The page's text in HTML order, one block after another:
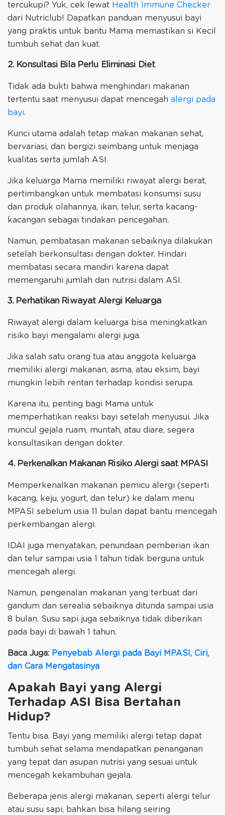
tercukupi? Yuk, cek lewat Health Immune Checker
dari Nutriclub! Dapatkan panduan menyusui bayi
yang praktis untuk bantu Mama memastikan si Kecil
tumbuh sehat dan kuat.
2. Konsultasi Bila Perlu Eliminasi Diet
Tidak ada bukti bahwa menghindari makanan
tertentu saat menyusui dapat mencegah alergi pada
bayi.
Kunci utama adalah tetap makan makanan sehat,
bervariasi, dan bergizi seimbang untuk menjaga
kualitas serta jumlah ASI.
Jika keluarga Mama memiliki riwayat alergi berat,
pertimbangkan untuk membatasi konsumsi susu
dan produk olahannya, ikan, telur, serta kacang-
kacangan sebagai tindakan pencegahan.
Namun, pembatasan makanan sebaiknya dilakukan
setelah berkonsultasi dengan dokter. Hindari
membatasi secara mandiri karena dapat
memengaruhi jumlah dan nutrisi dalam ASI.
3. Perhatikan Riwayat Alergi Keluarga
Riwayat alergi dalam keluarga bisa meningkatkan
risiko bayi mengalami alergi juga.
Jika salah satu orang tua atau anggota keluarga
memiliki alergi makanan, asma, atau eksim, bayi
mungkin lebih rentan terhadap kondisi serupa.
Karena itu, penting bagi Mama untuk
memperhatikan reaksi bayi setelah menyusui. Jika
muncul gejala ruam, muntah, atau diare, segera
konsultasikan dengan dokter.
4. Perkenalkan Makanan Risiko Alergi saat MPASI
Memperkenalkan makanan pemicu alergi (seperti
kacang, keju, yogurt, dan telur) ke dalam menu
MPASI sebelum usia 11 bulan dapat bantu mencegah
perkembangan alergi.
IDAI juga menyatakan, penundaan pemberian ikan
dan telur sampai usia 1 tahun tidak berguna untuk
mencegah alergi.
Namun, pengenalan makanan yang terbuat dari
gandum dan serealia sebaiknya ditunda sampai usia
8 bulan. Susu sapi juga sebaiknya tidak diberikan
pada bayi di bawah 1 tahun.
Baca Juga: Penyebab Alergi pada Bayi MPASI, Ciri,
dan Cara Mengatasinya
Apakah Bayi yang Alergi
Terhadap ASI Bisa Bertahan
Hidup?
Tentu bisa. Bayi yang memiliki alergi tetap dapat
tumbuh sehat selama mendapatkan penanganan
yang tepat dan asupan nutrisi yang sesuai untuk
mencegah kekambuhan gejala.
Beberapa jenis alergi makanan, seperti alergi telur
atau susu sapi, bahkan bisa hilang seiring